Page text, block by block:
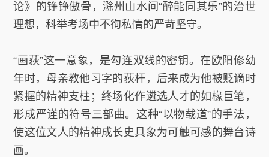
论》的铮铮傲骨，滁州山水间“醉能同其乐”的治世
理想，科举考场中不徇私情的严苛坚守。
“画荻”这一意象，是勾连双线的密钥。在欧阳修幼
年时，母亲教他习字的荻杆，后来成为他被贬谪时
紧握的精神支柱；终场化作遴选人才的如椽巨笔，
形成严谨的符号三部曲。这种“以物载道”的手法，
使这位文人的精神成长史具象为可触可感的舞台诗
画。